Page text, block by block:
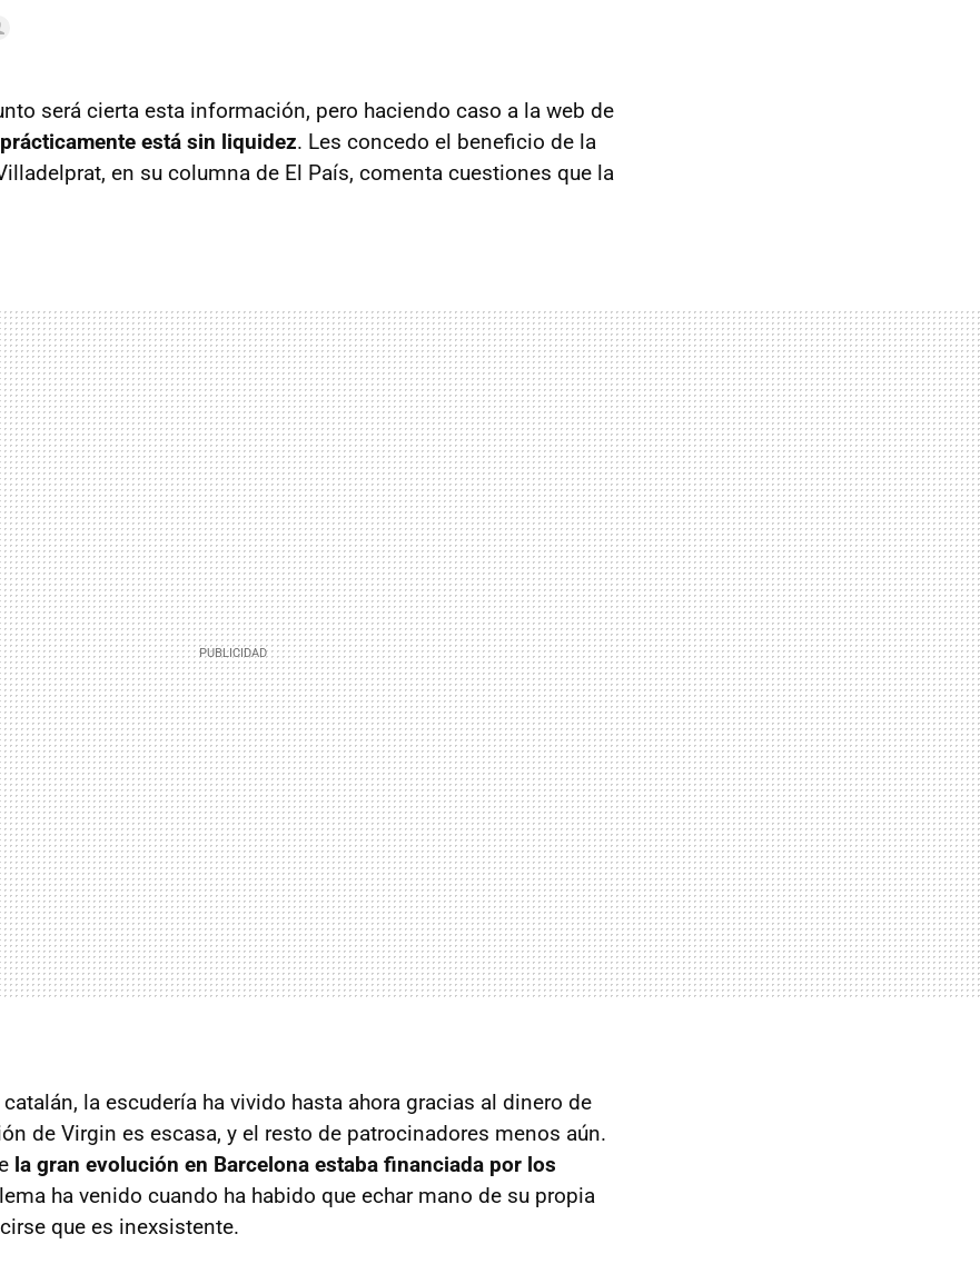
será cierta esta información, pero haciendo caso a la web de
está sin liquidez. Les concedo el beneficio de la
en su columna de El País, comenta cuestiones que la
la escudería ha vivido hasta ahora gracias al dinero de
de Virgin es escasa, y el resto de patrocinadores menos aún.
la gran evolución en Barcelona estaba financiada por los
ha venido cuando ha habido que echar mano de su propia
que es inexsistente.